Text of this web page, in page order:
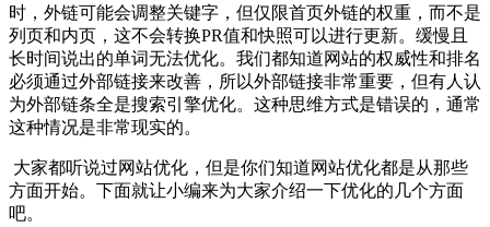
时，外链可能会调整关键字，但仅限首页外链的权重，而不是
列页和内页，这不会转换PR值和快照可以进行更新。缓慢且
长时间说出的单词无法优化。我们都知道网站的权威性和排名
必须通过外部链接来改善，所以外部链接非常重要，但有人认
为外部链条全是搜索引擎优化。这种思维方式是错误的，通常
这种情况是非常现实的。
大家都听说过网站优化，但是你们知道网站优化都是从那些
方面开始。下面就让小编来为大家介绍一下优化的几个方面
吧。